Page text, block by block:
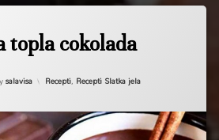
topla cokolada
on 12/04/2020
salavisa Kategorije:
Recepti, Recepti Slatka jela